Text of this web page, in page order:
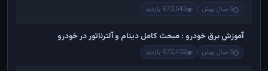
5 سال پیش 673,543 بازدید
آموزش برق خودرو : مبحث کامل دینام و آلترناتور در خودرو
5 سال پیش 672,432 بازدید